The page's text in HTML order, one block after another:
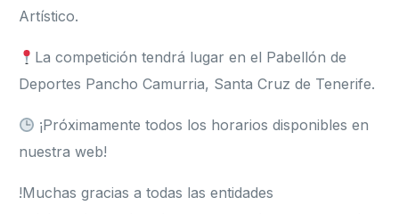
Artístico.
La competición tendrá lugar en el Pabellón de
Deportes Pancho Camurria, Santa Cruz de Tenerife.
¡Próximamente todos los horarios disponibles en
nuestra web!
!Muchas gracias a todas las entidades